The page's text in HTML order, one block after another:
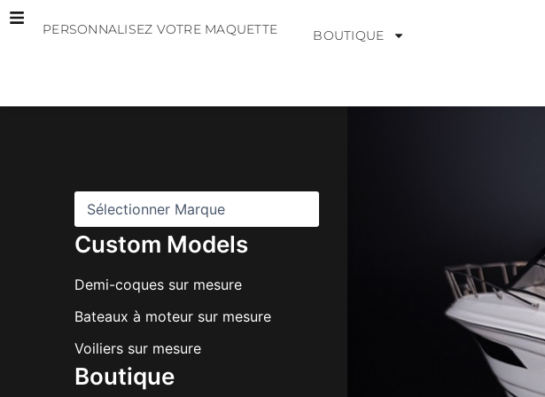
Aller
PERSONNALISEZ VOTRE MAQUETTE BOUTIQUE
Custom Models
Demi-coques sur mesure
Bateaux à moteur sur mesure
Voiliers sur mesure
Boutique